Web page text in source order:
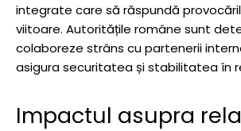
integrate care să răspundă
viitoare. Autoritățile române sunt
colaboreze strâns cu partenerii
asigura securitatea și stabilitatea în
Impactul asupra